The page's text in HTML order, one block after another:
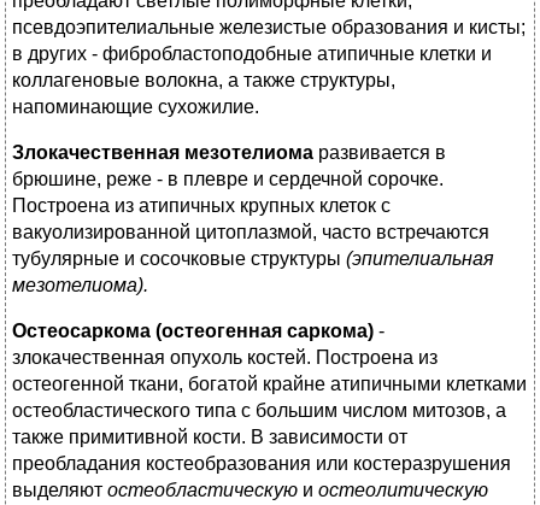
псевдоэпителиальные железистые образования и кисты;
в других - фибробластоподобные атипичные клетки и
коллагеновые волокна, а также структуры,
напоминающие сухожилие.
Злокачественная мезотелиома развивается в
брюшине, реже - в плевре и сердечной сорочке.
Построена из атипичных крупных клеток с
вакуолизированной цитоплазмой, часто встречаются
тубулярные и сосочковые структуры (эпителиальная
мезотелиома).
Остеосаркома (остеогенная саркома) -
злокачественная опухоль костей. Построена из
остеогенной ткани, богатой крайне атипичными клетками
остеобластического типа с большим числом митозов, а
также примитивной кости. В зависимости от
преобладания костеобразования или костеразрушения
выделяют остеобластическую и остеолитическую